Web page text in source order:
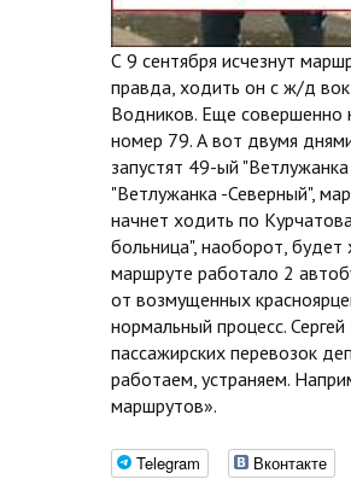
С 9 сентября исчезнут
правда, ходить он с ж/д
Водников. Еще совершенно
номер 79. А вот двумя
запустят 49-ый
"Ветлужанка -Северный",
начнет ходить по
больница", наоборот,
маршруте работало 2
от возмущенных
нормальный процесс.
пассажирских перевозок
работаем, устраняем.
маршрутов».
Telegram Вконтакте